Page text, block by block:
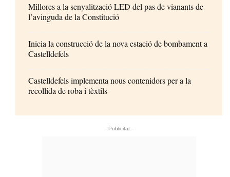
Millores a la senyalització LED del pas de vianants de
l’avinguda de la Constitució
Inicia la construcció de la nova estació de bombament a
Castelldefels
Castelldefels implementa nous contenidors per a la
recollida de roba i tèxtils
- Publicitat -